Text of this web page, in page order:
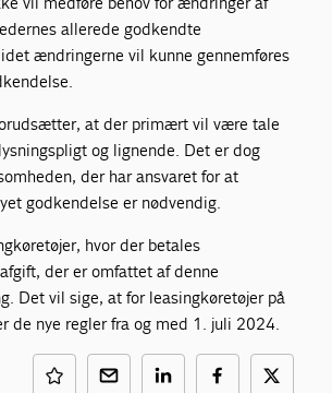
allerede godkendte
ændringerne vil kunne gennemføres
at der primært vil være tale
og lignende. Det er dog
der har ansvaret for at
godkendelse er nødvendig.
hvor der betales
der er omfattet af denne
Det vil sige, at for leasingkøretøjer på
de nye regler fra og med 1. juli 2024.